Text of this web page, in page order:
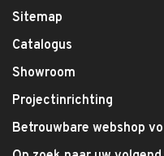
Sitemap
Catalogus
Showroom
Projectinrichting
Betrouwbare webshop